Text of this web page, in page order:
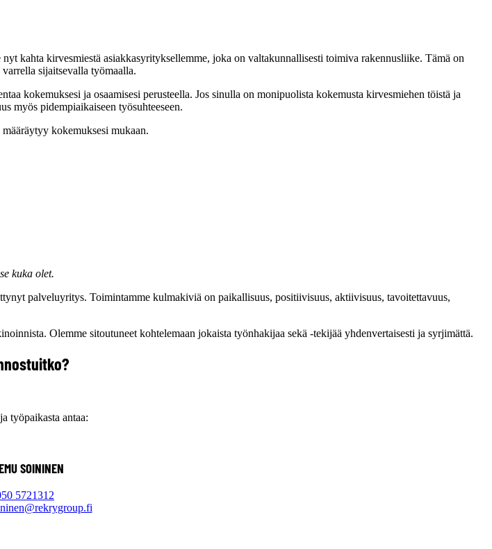
kahta kirvesmiestä asiakkasyrityksellemme, joka on valtakunnallisesti toimiva rakennusliike. Tämä on
sijaitsevalla työmaalla.
kokemuksesi ja osaamisesi perusteella. Jos sinulla on monipuolista kokemusta kirvesmiehen töistä ja
myös pidempiaikaiseen työsuhteeseen.
kokemuksesi mukaan.
kuka olet.
palveluyritys. Toimintamme kulmakiviä on paikallisuus, positiivisuus, aktiivisuus, tavoitettavuus,
Olemme sitoutuneet kohtelemaan jokaista työnhakijaa sekä -tekijää yhdenvertaisesti ja syrjimättä.
työpaikasta antaa:
SOININEN
5721312